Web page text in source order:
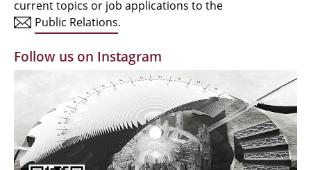
Facilities
Alumni | cloud club
Documents and Downloads
current topics or job applications to the
Public Relations.
Follow us on Instagram